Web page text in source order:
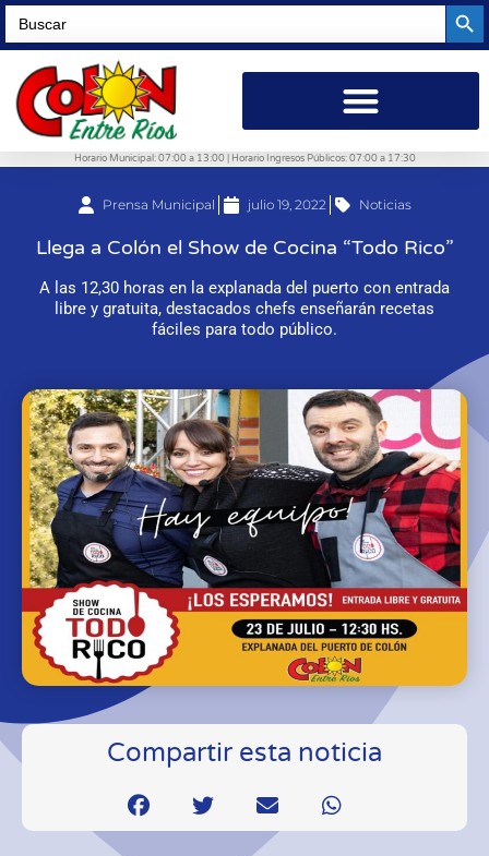
Search
for:
Horario Municipal: 07:00 a 13:00 | Horario Ingresos Públicos: 07:00 a 17:30
Prensa Municipal julio 19, 2022 Noticias
Llega a Colón el Show de Cocina “Todo Rico”
A las 12,30 horas en la explanada del puerto con entrada
libre y gratuita, destacados chefs enseñarán recetas
fáciles para todo público.
Compartir esta noticia